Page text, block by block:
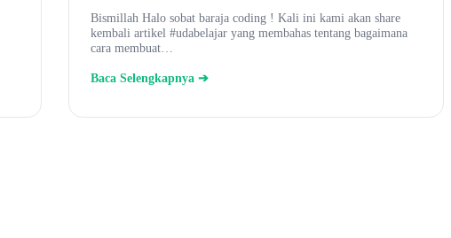
Bismillah Halo sobat baraja coding ! Kali ini kami akan share
kembali artikel #udabelajar yang membahas tentang bagaimana
cara membuat…
Baca Selengkapnya ➔